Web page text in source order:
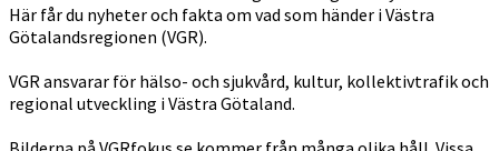
Här får du nyheter och fakta om vad som händer i Västra
Götalandsregionen (VGR).
VGR ansvarar för hälso- och sjukvård, kultur, kollektivtrafik och
regional utveckling i Västra Götaland.